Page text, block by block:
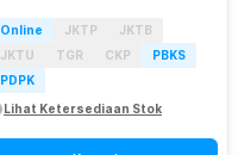
Online JKTP
JKTB
JKTU
TGR CKP
PBKS
PDPK
Lihat Ketersediaan Stok